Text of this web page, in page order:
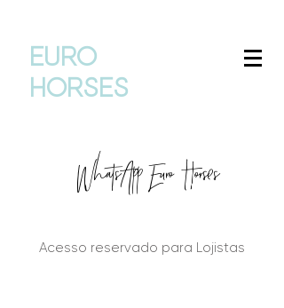
EURO
horses
WhatsApp Euro Horses
Acesso reservado para Lojistas